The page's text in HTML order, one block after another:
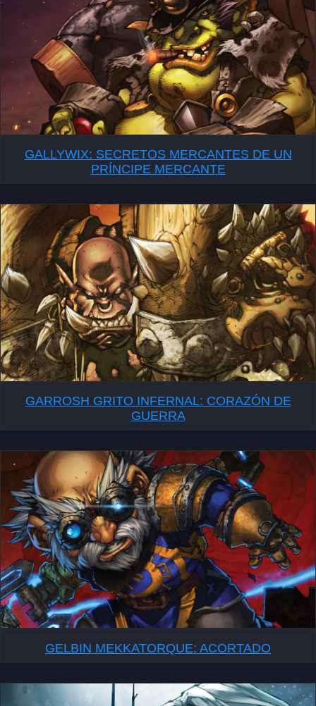
GALLYWIX: SECRETOS MERCANTES DE UN
PRÍNCIPE MERCANTE
GARROSH GRITO INFERNAL: CORAZÓN DE
GUERRA
GELBIN MEKKATORQUE: ACORTADO